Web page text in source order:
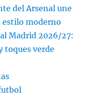
del Arsenal une
estilo moderno
Madrid 2026/27:
toques verde